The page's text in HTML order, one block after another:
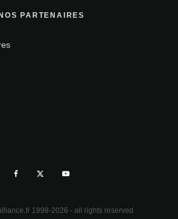
PARTENAIRES
1998-2026 - all rights reserved